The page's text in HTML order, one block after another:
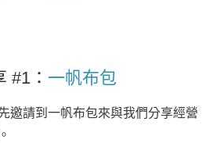
#1： 一帆布包
邀請到一帆布包來與我們分享經營